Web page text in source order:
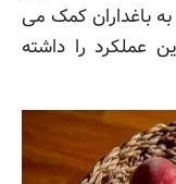
باغداران کمک می
عملکرد را داشته